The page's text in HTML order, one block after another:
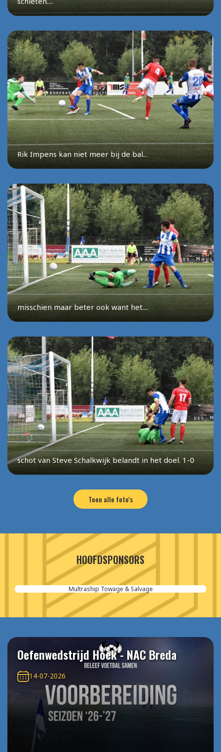
Rik Impens kan niet meer bij de bal...
misschien maar beter ook want het....
schot van Steve Schalkwijk belandt in het doel. 1-0
Toon alle foto's
HOOFDSPONSORS
Aannemersbedrijf van der Poel
Oefenwedstrijd Hoek - NAC Breda
14-07-2026